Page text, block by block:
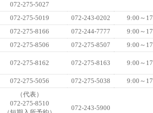
072-275-5027
072-275-5019 072-243-0202 9:00～
072-275-8166 072-244-7777 9:00～
072-275-8506 072-275-8507 9:00～
072-275-8162 072-275-8163 9:00～
072-275-5056 072-275-5038 9:00～
（代表）
072-275-8510
072-243-5900